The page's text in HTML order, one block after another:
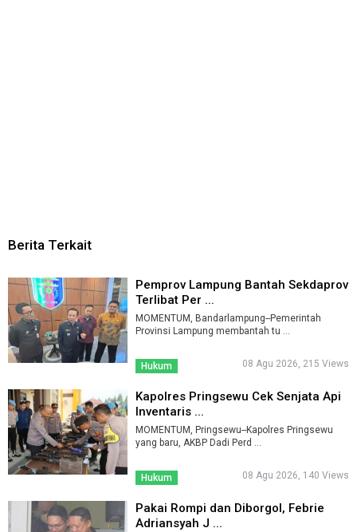
Berita Terkait
Pemprov Lampung Bantah Sekdaprov
Terlibat Per ...
MOMENTUM, Bandarlampung--Pemerintah
Provinsi Lampung membantah tu ...
Hukum 08 Agu 2026, 215 Views
Kapolres Pringsewu Cek Senjata Api
Inventaris ...
MOMENTUM, Pringsewu--Kapolres Pringsewu
yang baru, AKBP Dadi Perd ...
Hukum 08 Agu 2026, 140 Views
Pakai Rompi dan Diborgol, Febrie
Adriansyah J ...